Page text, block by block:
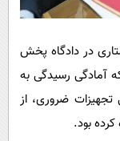
در دادگاه پخش
آمادگی رسیدگی به
تجهیزات ضروری، از
بود.